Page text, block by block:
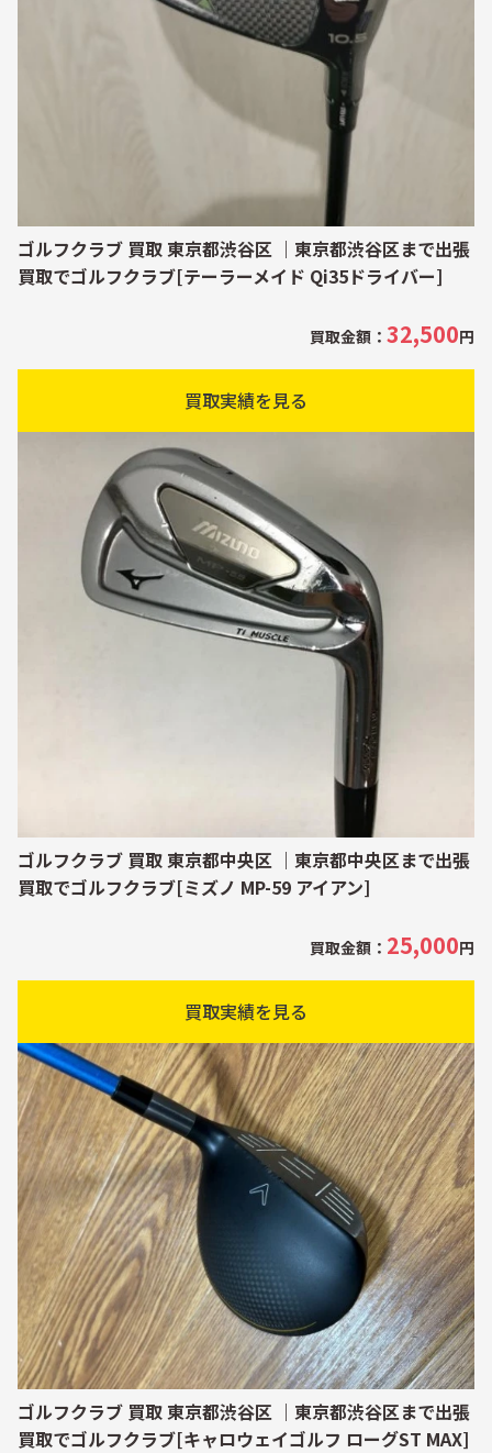
ゴルフクラブ 買取 東京都渋谷区 ｜東京都渋谷区まで出張
買取でゴルフクラブ[テーラーメイド Qi35ドライバー]
買取金額： 32,500円
買取実績を見る
ゴルフクラブ 買取 東京都中央区 ｜東京都中央区まで出張
買取でゴルフクラブ[ミズノ MP-59 アイアン]
買取金額： 25,000円
買取実績を見る
ゴルフクラブ 買取 東京都渋谷区 ｜東京都渋谷区まで出張
買取でゴルフクラブ[キャロウェイゴルフ ローグST MAX]